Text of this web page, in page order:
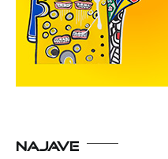
NAJAVE